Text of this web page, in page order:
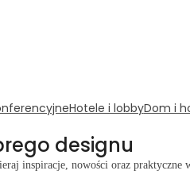
Hotele i lobbyDom i
designu
inspiracje, nowości oraz